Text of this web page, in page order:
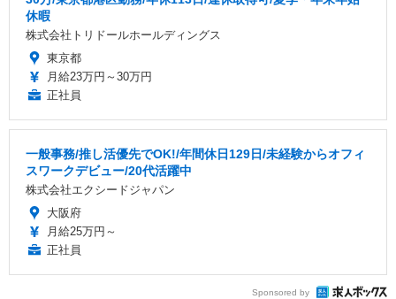
休暇
株式会社トリドールホールディングス
東京都
月給23万円～30万円
正社員
一般事務/推し活優先でOK!/年間休日129日/未経験からオフィ
スワークデビュー/20代活躍中
株式会社エクシードジャパン
大阪府
月給25万円～
正社員
Sponsored by